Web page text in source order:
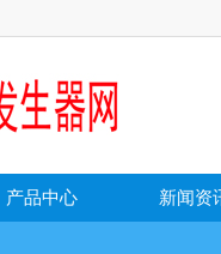
产品中心 新闻资